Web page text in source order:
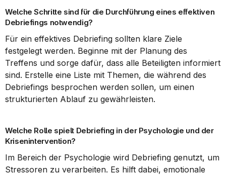
Welche Schritte sind für die Durchführung eines effektiven
Debriefings notwendig?
Für ein effektives Debriefing sollten klare Ziele
festgelegt werden. Beginne mit der Planung des
Treffens und sorge dafür, dass alle Beteiligten informiert
sind. Erstelle eine Liste mit Themen, die während des
Debriefings besprochen werden sollen, um einen
strukturierten Ablauf zu gewährleisten.
Welche Rolle spielt Debriefing in der Psychologie und der
Krisenintervention?
Im Bereich der Psychologie wird Debriefing genutzt, um
Stressoren zu verarbeiten. Es hilft dabei, emotionale